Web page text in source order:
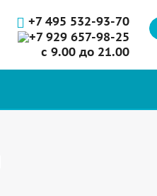
+7 495 532-93-70
+7 929 657-98-25
с 9.00 до 21.00